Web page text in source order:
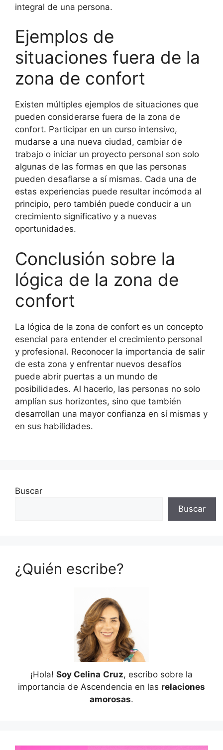
integral de una persona.
Ejemplos de
situaciones fuera de la
zona de confort
Existen múltiples ejemplos de situaciones que
pueden considerarse fuera de la zona de
confort. Participar en un curso intensivo,
mudarse a una nueva ciudad, cambiar de
trabajo o iniciar un proyecto personal son solo
algunas de las formas en que las personas
pueden desafiarse a sí mismas. Cada una de
estas experiencias puede resultar incómoda al
principio, pero también puede conducir a un
crecimiento significativo y a nuevas
oportunidades.
Conclusión sobre la
lógica de la zona de
confort
La lógica de la zona de confort es un concepto
esencial para entender el crecimiento personal
y profesional. Reconocer la importancia de salir
de esta zona y enfrentar nuevos desafíos
puede abrir puertas a un mundo de
posibilidades. Al hacerlo, las personas no solo
amplían sus horizontes, sino que también
desarrollan una mayor confianza en sí mismas y
en sus habilidades.
Buscar
Buscar
¿Quién escribe?
¡Hola! Soy Celina Cruz, escribo sobre la
importancia de Ascendencia en las relaciones
amorosas.